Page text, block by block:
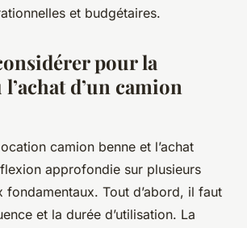
et budgétaires.
pour la
d’un camion
camion benne et l’achat
approfondie sur plusieurs
fondamentaux. Tout d’abord, il faut
et la durée d’utilisation. La